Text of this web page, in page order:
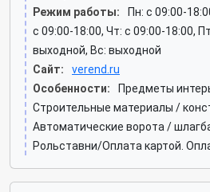
Режим работы:
Пн: c 09:00-
c 09:00-18:00, Чт: c 09:00-18:00,
выходной, Вс: выходной
Сайт:
verend.ru
Особенности:
Предметы
Строительные материалы /
Автоматические ворота /
Рольставни/Оплата картой.